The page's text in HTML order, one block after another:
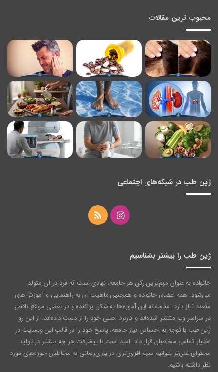
محبوب ترین مقالات
ژین طب در شبکه‌های اجتماعی
اینستاگرامخوراک
ژین طب را بیشتر بشناسیم
خانواده به عنوان مهم‌ترین رکن هر جامعه‌، نهادی است که فرد در آن متولد
می‌شود. همه اعضای خانواده و همچنین ماهیت آن به راهنمایی و آموزش‌های
متعدد نیاز دارد. متاسفانه این آموزه‌ها به شکل پراکنده و در بعضی مواقع ناقص
در سراسر وب منتشر شده‌اند و کاربرد اصلی خود را از دست داده‌اند. از این رو
ژین طب با توجه به احساس نیاز جامعه، پاسخ خود را در قالب این وبسایت در
اختیار تمامی مخاطبان قرار داد. امید است با پیشرفت هر چه بیشتر در تولید
محتوای غنی‌تر بتوانیم سهم افزون‌تری در یاری‌رسانی به مخاطبان حوزه‌های مورد
نظر داشته باشیم.